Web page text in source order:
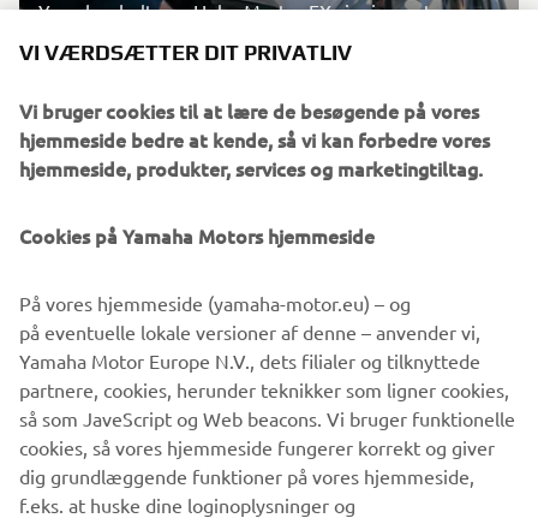
Yamahas helt nye Helm Master EX-rigningsystem er
designet til professionelle, entusiaster og
med et avanceret udvalg af funktioner.
LÆS MERE
VI VÆRDSÆTTER DIT PRIVATLIV
Vi bruger cookies til at lære de besøgende på vores
hjemmeside bedre at kende, så vi kan forbedre vores
hjemmeside, produkter, services og marketingtiltag.
Cookies på Yamaha Motors hjemmeside
På vores hjemmeside (yamaha-motor.eu) – og
på eventuelle lokale versioner af denne – anvender vi,
Yamaha Motor Europe N.V., dets filialer og tilknyttede
partnere, cookies, herunder teknikker som ligner cookies,
så som JaveScript og Web beacons. Vi bruger funktionelle
cookies, så vores hjemmeside fungerer korrekt og giver
dig grundlæggende funktioner på vores hjemmeside,
f.eks. at huske dine loginoplysninger og